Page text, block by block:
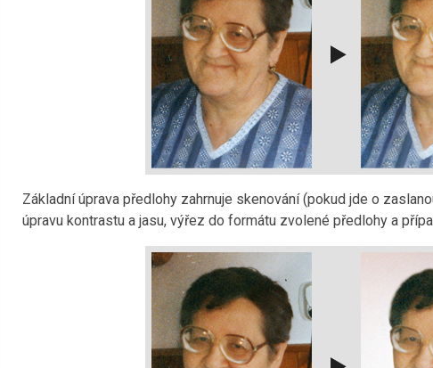
Základní úprava předlohy zahrnuje skenování (pokud jde o
úpravu kontrastu a jasu, výřez do formátu zvolené předlohy a